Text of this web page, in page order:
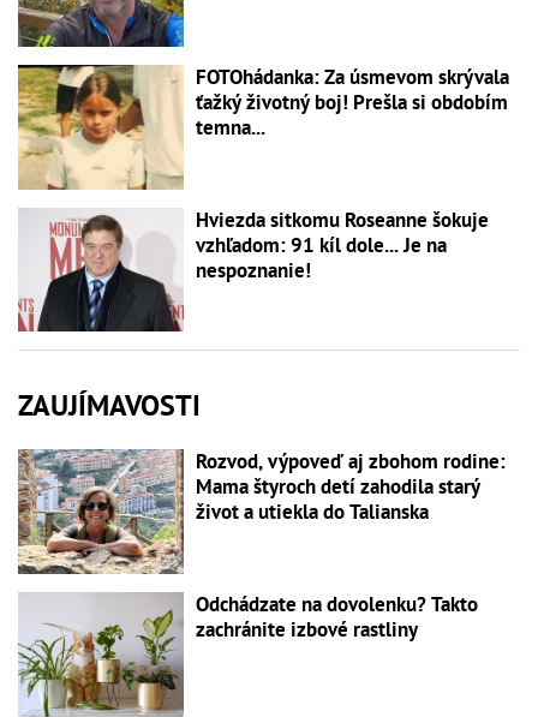
FOTOhádanka: Za úsmevom skrývala
ťažký životný boj! Prešla si obdobím
temna...
Hviezda sitkomu Roseanne šokuje
vzhľadom: 91 kíl dole... Je na
nespoznanie!
ZAUJÍMAVOSTI
Rozvod, výpoveď aj zbohom rodine:
Mama štyroch detí zahodila starý
život a utiekla do Talianska
Odchádzate na dovolenku? Takto
zachránite izbové rastliny